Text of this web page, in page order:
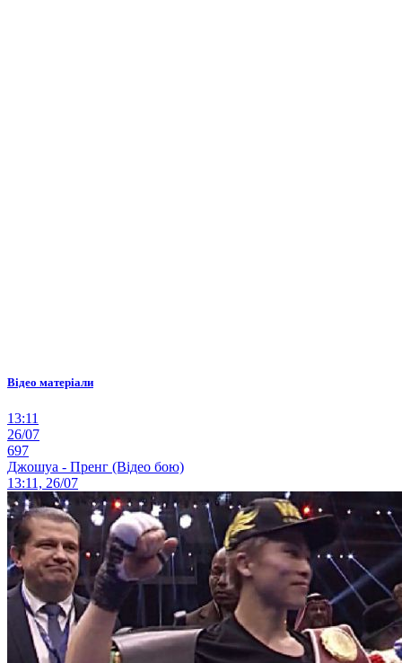
Відео матеріали
13:11
26/07
697
Джошуа - Пренг (Відео бою)
13:11, 26/07